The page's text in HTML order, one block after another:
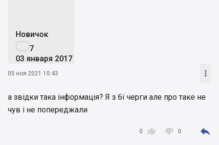
Новичок
7
03 января 2017
05 ноя 2021 10:43 
а звідки така інформація? Я з 6ї черги але про таке не
чув і не попереджали

0  0 